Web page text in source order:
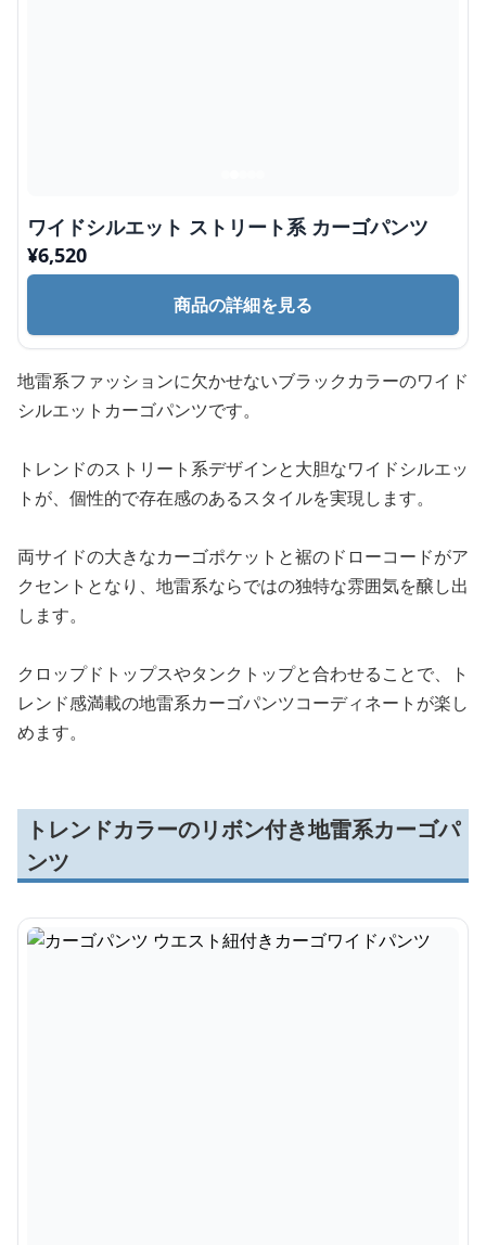
ワイドシルエット ストリート系 カーゴパンツ
¥6,520
商品の詳細を見る
地雷系ファッションに欠かせないブラックカラーのワイド
シルエットカーゴパンツです。
トレンドのストリート系デザインと大胆なワイドシルエッ
トが、個性的で存在感のあるスタイルを実現します。
両サイドの大きなカーゴポケットと裾のドローコードがア
クセントとなり、地雷系ならではの独特な雰囲気を醸し出
します。
クロップドトップスやタンクトップと合わせることで、ト
レンド感満載の地雷系カーゴパンツコーディネートが楽し
めます。
トレンドカラーのリボン付き地雷系カーゴパ
ンツ